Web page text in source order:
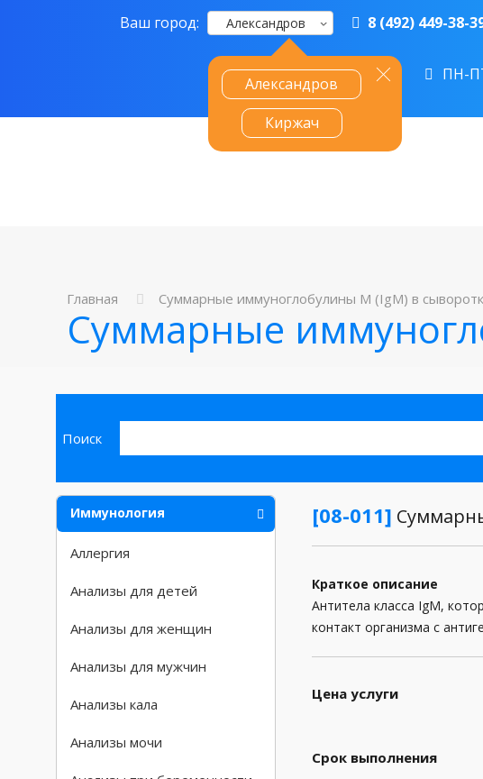
Ваш город: Александров
Александров
Киржач
8 (492) 449-38-
ПН-
Главная Суммарные иммуноглобулины M (IgM) в
Суммарные
Поиск
Иммунология
Аллергия
Анализы для детей
Анализы для женщин
Анализы для мужчин
Анализы кала
Анализы мочи
[08-011]
Краткое описание
Антитела класса IgМ,
контакт организма с
Цена услуги
Срок выполнения